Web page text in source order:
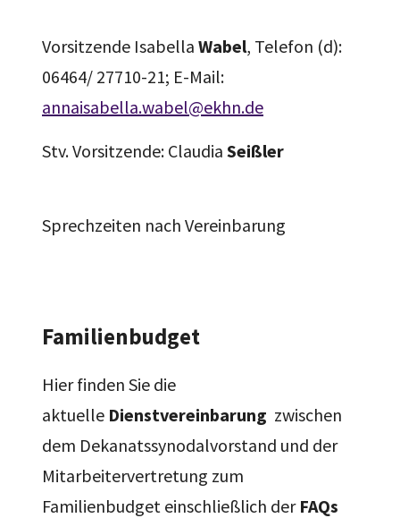
Vorsitzende Isabella Wabel, Telefon (d):
06464/ 27710-21; E-Mail:
annaisabella.wabel@ekhn.de
Stv. Vorsitzende: Claudia Seißler
Sprechzeiten nach Vereinbarung
Familienbudget
Hier finden Sie die
aktuelle Dienstvereinbarung zwischen
dem Dekanatssynodalvorstand und der
Mitarbeitervertretung zum
Familienbudget einschließlich derFAQs